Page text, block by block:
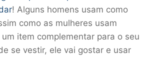
! Alguns homens usam como
como as mulheres usam
item complementar para o seu
se vestir, ele vai gostar e usar